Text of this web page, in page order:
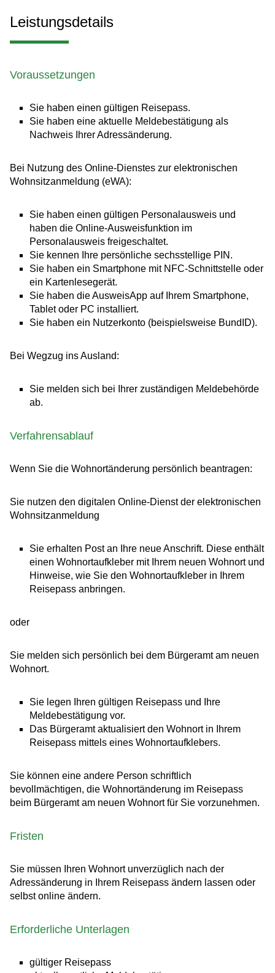
Leistungsdetails
Voraussetzungen
Sie haben einen gültigen Reisepass.
Sie haben eine aktuelle Meldebestätigung als
Nachweis Ihrer Adressänderung.
Bei Nutzung des Online-Dienstes zur elektronischen
Wohnsitzanmeldung (eWA):
Sie haben einen gültigen Personalausweis und
haben die Online-Ausweisfunktion im
Personalausweis freigeschaltet.
Sie kennen Ihre persönliche sechsstellige PIN.
Sie haben ein Smartphone mit NFC-Schnittstelle oder
ein Kartenlesegerät.
Sie haben die AusweisApp auf Ihrem Smartphone,
Tablet oder PC installiert.
Sie haben ein Nutzerkonto (beispielsweise BundID).
Bei Wegzug ins Ausland:
Sie melden sich bei Ihrer zuständigen Meldebehörde
ab.
Verfahrensablauf
Wenn Sie die Wohnortänderung persönlich beantragen:
Sie nutzen den digitalen Online-Dienst der elektronischen
Wohnsitzanmeldung
Sie erhalten Post an Ihre neue Anschrift. Diese enthält
einen Wohnortaufkleber mit Ihrem neuen Wohnort und
Hinweise, wie Sie den Wohnortaufkleber in Ihrem
Reisepass anbringen.
oder
Sie melden sich persönlich bei dem Bürgeramt am neuen
Wohnort.
Sie legen Ihren gültigen Reisepass und Ihre
Meldebestätigung vor.
Das Bürgeramt aktualisiert den Wohnort in Ihrem
Reisepass mittels eines Wohnortaufklebers.
Sie können eine andere Person schriftlich
bevollmächtigen, die Wohnortänderung im Reisepass
beim Bürgeramt am neuen Wohnort für Sie vorzunehmen.
Fristen
Sie müssen Ihren Wohnort unverzüglich nach der
Adressänderung in Ihrem Reisepass ändern lassen oder
selbst online ändern.
Erforderliche Unterlagen
gültiger Reisepass